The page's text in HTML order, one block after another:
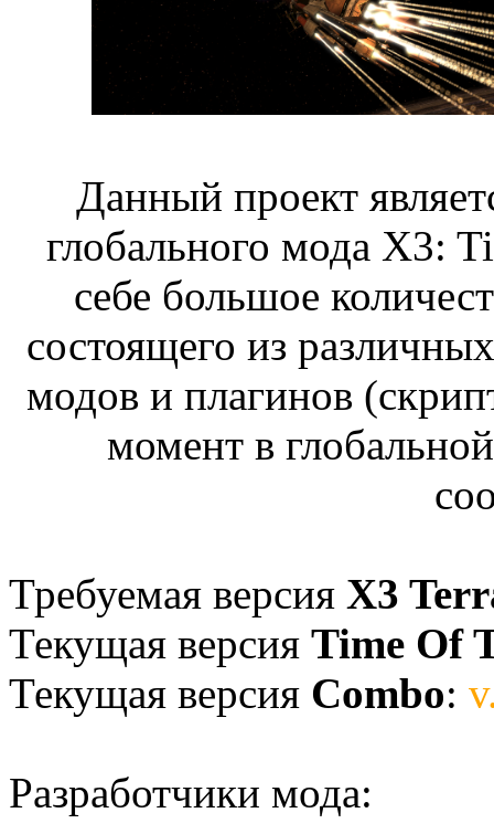
Данный проект
глобального мода X3:
себе большое
состоящего из
модов и плагинов
момент в
Требуемая версия X3
Текущая версия Time Of
Текущая версия Combo:
Разработчики мода: